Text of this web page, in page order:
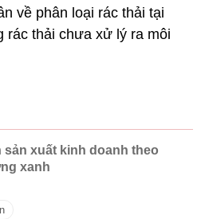
về phân loại rác thải tại
rác thải chưa xử lý ra môi
xuất kinh doanh theo
xanh